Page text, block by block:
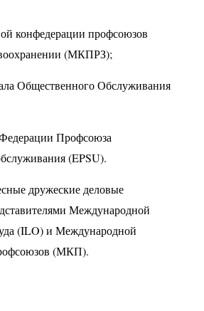
конфедерации профсоюзов
(МКПРЗ);
Общественного Обслуживания
Профсоюза
(EPSU).
дружеские деловые
Международной
(ILO) и Международной
(МКП).